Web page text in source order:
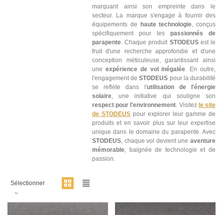
marquant ainsi son empreinte dans le
secteur. La marque s'engage à fournir des
équipements de
haute technologie, conçus
spécifiquement pour les passionnés de
parapente. Chaque produit STODEUSest le
fruit d'une recherche approfondie et d'une
conception méticuleuse, garantissant ainsi
une expérience de vol inégalée. En outre,
l'engagement deSTODEUS pour la durabilité
se reflète dans l'utilisation de l'énergie
solaire, une initiative qui souligne son
respect pour l'environnement. Visitez le site
de STODEUS pour explorer leur gamme de
produits et en savoir plus sur leur expertise
unique dans le domaine du parapente. Avec
STODEUS, chaque vol devient une aventure
mémorable, baignée de technologie et de
passion.
Sélectionner